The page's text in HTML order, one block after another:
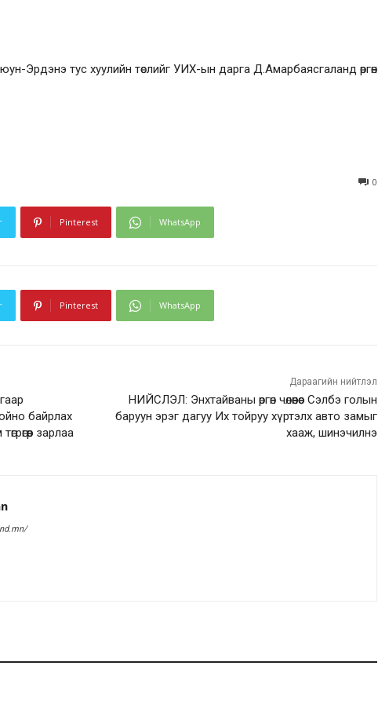
Эрдэнэ тус хуулийн төслийг УИХ-ын дарга Д.Амарбаясгаланд өргөн
0
Pinterest WhatsApp
Pinterest WhatsApp
байрлах
зарлаа
Дараагийн нийтлэл
НИЙСЛЭЛ: Энхтайваны өргөн чөлөөнөөс Сэлбэ голын
баруун эрэг дагуу Их тойруу хүртэлх авто замыг
хааж, шинэчилнэ